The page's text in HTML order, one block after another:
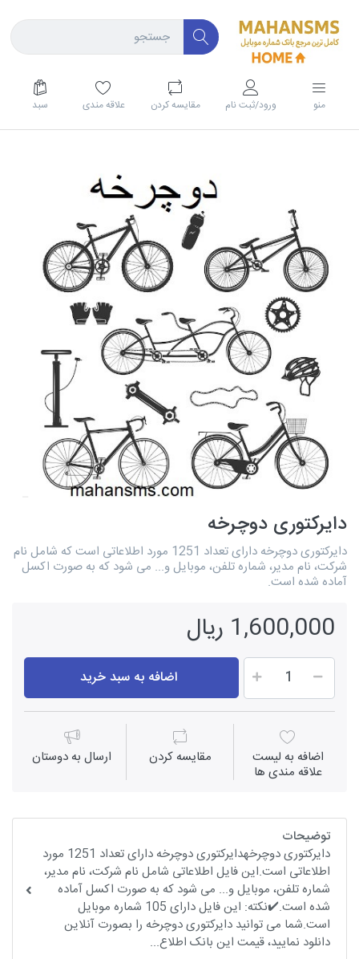
منو ورود/ثبت نام مقايسه كردن علاقه مندی سبد
دایرکتوری دوچرخه
دایرکتوری دوچرخه دارای تعداد 1251 مورد اطلاعاتی است که شامل نام
شرکت، نام مدیر، شماره تلفن، موبایل و... می شود که به صورت اکسل
آماده شده است.
1,600,000 ریال
اضافه به سبد خرید
اضافه به لیست
علاقه مندی ها
مقايسه كردن ارسال به دوستان
توضیحات
دایرکتوری دوچرخهدایرکتوری دوچرخه دارای تعداد 1251 مورد
اطلاعاتی است.این فایل اطلاعاتی شامل نام شرکت، نام مدیر،
شماره تلفن، موبایل و... می شود که به صورت اکسل آماده
شده است.✔️نکته: این فایل دارای 105 شماره موبایل
است.شما می توانید دایرکتوری دوچرخه را بصورت آنلاین
دانلود نمایید، قیمت این بانک اطلاع...